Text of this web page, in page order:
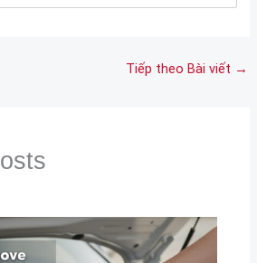
Tiếp theo Bài viết →